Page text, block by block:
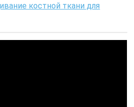
костной ткани для